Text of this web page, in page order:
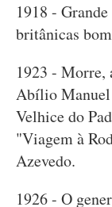
1918 -
britânicas
1923 - Morre,
Abílio Manuel
Velhice do
"Viagem à
Azevedo.
1926 - O